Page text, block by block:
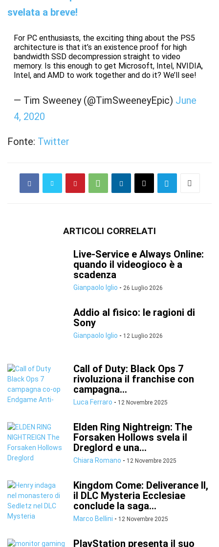
svelata a breve!
For PC enthusiasts, the exciting thing about the PS5
architecture is that it’s an existence proof for high
bandwidth SSD decompression straight to video
memory. Is this enough to get Microsoft, Intel, NVIDIA,
Intel, and AMD to work together and do it? We’ll see!
— Tim Sweeney (@TimSweeneyEpic) June
4, 2020
Fonte: Twitter
ARTICOLI CORRELATI
Live-Service e Always Online:
quando il videogioco è a
scadenza
Gianpaolo Iglio - 26 Luglio 2026
Addio al fisico: le ragioni di
Sony
Gianpaolo Iglio - 12 Luglio 2026
Call of Duty: Black Ops 7
rivoluziona il franchise con
campagna...
Luca Ferraro - 12 Novembre 2025
Elden Ring Nightreign: The
Forsaken Hollows svela il
Dreglord e una...
Chiara Romano - 12 Novembre 2025
Kingdom Come: Deliverance II,
il DLC Mysteria Ecclesiae
conclude la saga...
Marco Bellini - 12 Novembre 2025
PlayStation presenta il suo